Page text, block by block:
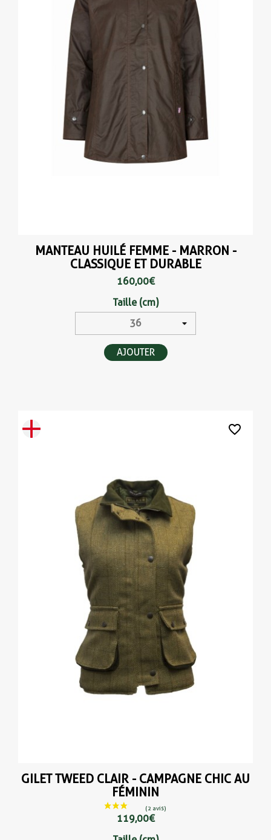
MANTEAU HUILÉ FEMME - MARRON -
CLASSIQUE ET DURABLE
160,00 €
Taille (cm)
AJOUTER
GILET TWEED CLAIR - CAMPAGNE CHIC AU
FÉMININ
119,00 €
favorite_border